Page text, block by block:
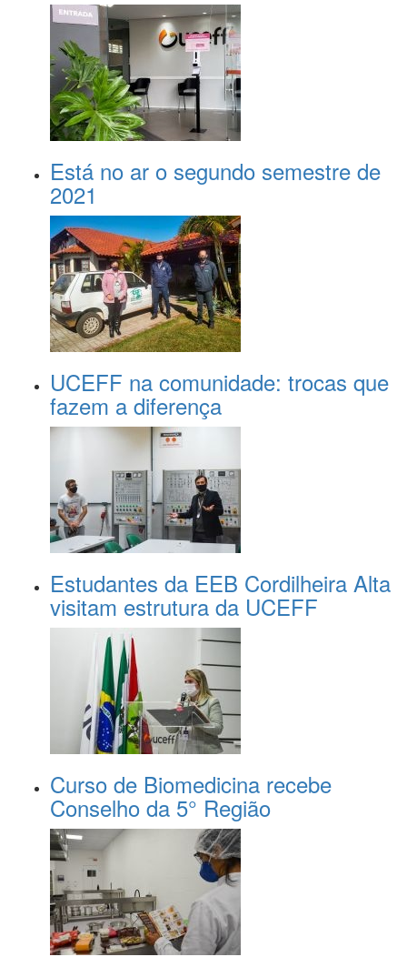
Está no ar o segundo semestre de
2021
UCEFF na comunidade: trocas que
fazem a diferença
Estudantes da EEB Cordilheira Alta
visitam estrutura da UCEFF
Curso de Biomedicina recebe
Conselho da 5° Região